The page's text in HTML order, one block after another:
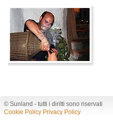
© Sunland - tutti i diritti sono riservati
Cookie Policy Privacy Policy